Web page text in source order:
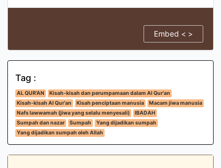
Embed < >
Tag :
AL QUR'AN
Kisah-kisah dan perumpamaan dalam Al Qur'an
Kisah-kisah Al Qur'an
Kisah penciptaan manusia
Macam jiwa manusia
Nafs lawwamah (jiwa yang selalu menyesali)
IBADAH
Sumpah dan nazar
Sumpah
Yang dijadikan sumpah
Yang dijadikan sumpah oleh Allah